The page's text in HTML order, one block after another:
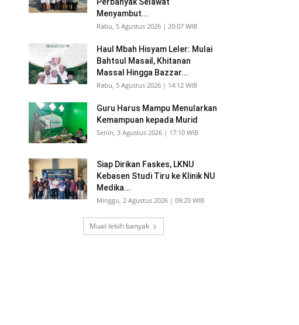
Menyambut...
Rabu, 5 Agustus 2026 | 20:07 WIB
Haul Mbah Hisyam Leler: Mulai
Bahtsul Masail, Khitanan
Massal Hingga Bazzar...
Rabu, 5 Agustus 2026 | 14:12 WIB
Guru Harus Mampu Menularkan
Kemampuan kepada Murid
Senin, 3 Agustus 2026 | 17:10 WIB
Siap Dirikan Faskes, LKNU
Kebasen Studi Tiru ke Klinik NU
Medika...
Minggu, 2 Agustus 2026 | 09:20 WIB
Muat lebih banyak